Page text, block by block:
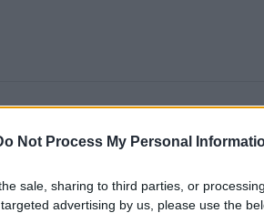
Not Process My Personal
sale, sharing to third parties, or
advertising by us, please use the